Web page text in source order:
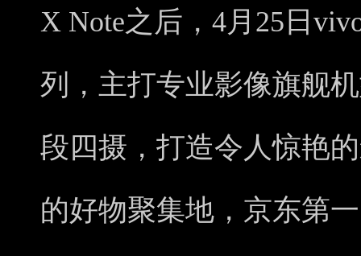
X Note之后，4月25日
列，主打专业影像旗舰
段四摄，打造令人惊艳
的好物聚集地，京东第